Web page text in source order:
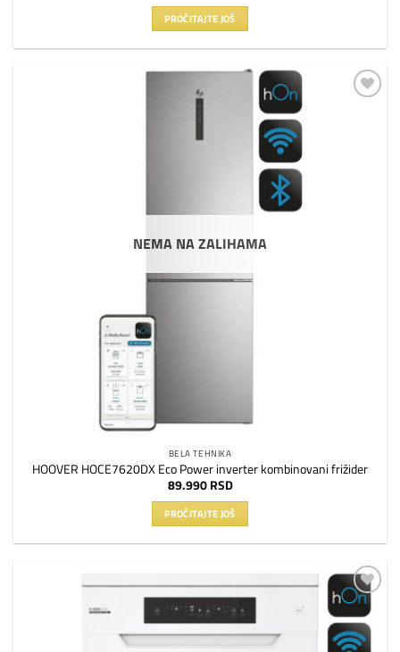
PROČITAJTE JOŠ
NEMA NA ZALIHAMA
BELA TEHNIKA
HOOVER HOCE7620DX Eco Power inverter kombinovani frižider
89.990 RSD
PROČITAJTE JOŠ
Dodaj
na
listu
želja